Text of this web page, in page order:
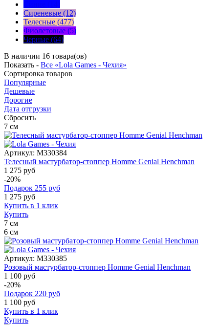
Сиреневые (12)
Телесные (477)
Фиолетовые (5)
Черные (64)
В наличии 16 товара(ов)
Показать - Все «Lola Games - Чехия»
Сортировка товаров
Популярные
Дешевые
Дорогие
Дата отгрузки
Сбросить
7 см
Артикул: M330384
Телесный мастурбатор-стоппер Homme Genial Henchman
1 275 руб
-20%
Подарок 255 руб
1 275 руб
Купить в 1 клик
Купить
7 см
6 см
Артикул: M330385
Розовый мастурбатор-стоппер Homme Genial Henchman
1 100 руб
-20%
Подарок 220 руб
1 100 руб
Купить в 1 клик
Купить